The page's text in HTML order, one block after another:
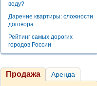
воду?
Дарение квартиры: сложности
договора
Рейтинг самых дорогих
городов России
Продажа Аренда